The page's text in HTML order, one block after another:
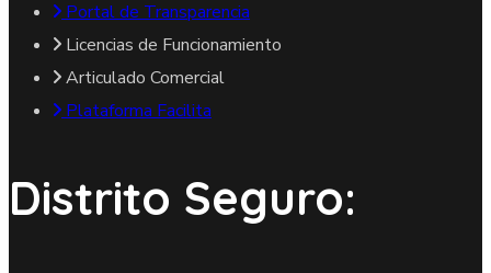
Portal de Transparencia
Licencias de Funcionamiento
Articulado Comercial
Plataforma Facilita
Distrito Seguro: